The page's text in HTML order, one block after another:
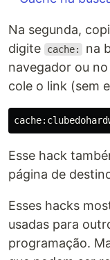
Na segunda,
digite
cache:
na
navegador ou
cole o link (sem
Esse hack
página de
Esses hacks
usadas para
programação.